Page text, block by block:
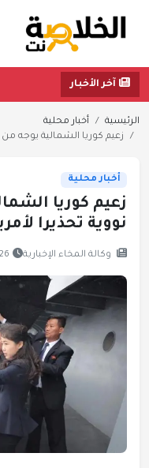
آخر الأخبار
الرئيسية
أخبار محلية
زعيم كوريا الشمالية يوجه
أخبار محلية
زعيم كوريا
نووية تحذيرا
وكالة المخاء الإخبارية